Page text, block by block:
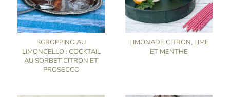
SGROPPINO AU
LIMONCELLO : COCKTAIL
AU SORBET CITRON ET
PROSECCO
LIMONADE CITRON, LIME
ET MENTHE